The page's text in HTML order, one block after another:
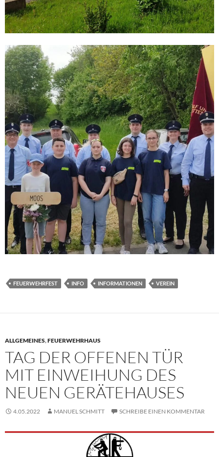
FEUERWEHRFEST INFO INFORMATIONEN VEREIN
ALLGEMEINES,FEUERWEHRHAUS
TAG DER OFFENEN TÜR
MIT EINWEIHUNG DES
NEUEN GERÄTEHAUSES
4.05.2022 MANUEL SCHMITT SCHREIBE EINEN KOMMENTAR